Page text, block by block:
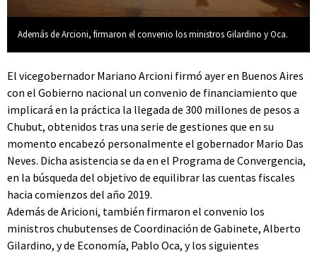
Además de Arcioni, firmaron el convenio los ministros Gilardino y Oca.
El vicegobernador Mariano Arcioni firmó ayer en Buenos Aires
con el Gobierno nacional un convenio de financiamiento que
implicará en la práctica la llegada de 300 millones de pesos a
Chubut, obtenidos tras una serie de gestiones que en su
momento encabezó personalmente el gobernador Mario Das
Neves. Dicha asistencia se da en el Programa de Convergencia,
en la búsqueda del objetivo de equilibrar las cuentas fiscales
hacia comienzos del año 2019.
Además de Aricioni, también firmaron el convenio los
ministros chubutenses de Coordinación de Gabinete, Alberto
Gilardino, y de Economía, Pablo Oca, y los siguientes